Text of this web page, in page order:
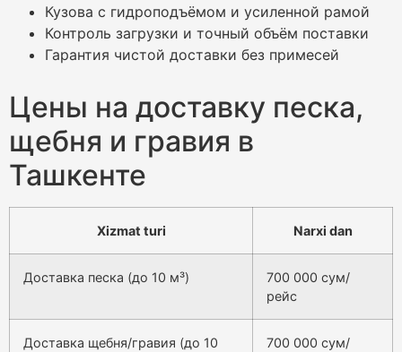
Кузова с гидроподъёмом и усиленной рамой
Контроль загрузки и точный объём поставки
Гарантия чистой доставки без примесей
Цены на доставку песка,
щебня и гравия в
Ташкенте
Xizmat turi Narxi dan
Доставка песка (до 10 м³)
700 000 сум/
рейс
Доставка щебня/гравия (до 10
700 000 сум/